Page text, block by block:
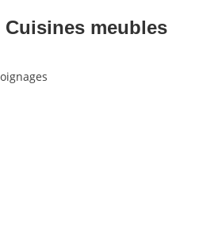
meubles